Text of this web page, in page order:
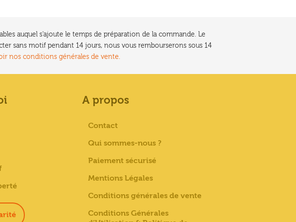
auquel s'ajoute le temps de préparation de la commande. Le
sans motif pendant 14 jours, nous vous rembourserons sous 14
nos conditions générales de vente.
A propos
Contact
Qui sommes-nous ?
Paiement sécurisé
Mentions Légales
Conditions générales de vente
Conditions Générales